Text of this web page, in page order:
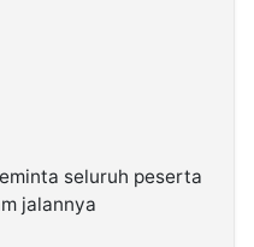
seluruh peserta
jalannya